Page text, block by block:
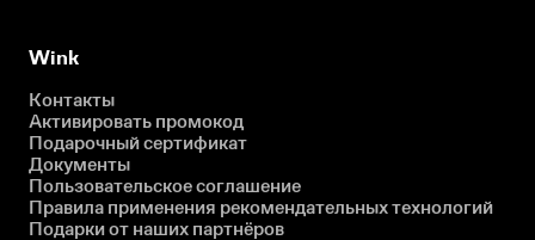
Wink
Контакты
Активировать промокод
Подарочный сертификат
Документы
Пользовательское соглашение
Правила применения рекомендательных технологий
Подарки от наших партнёров